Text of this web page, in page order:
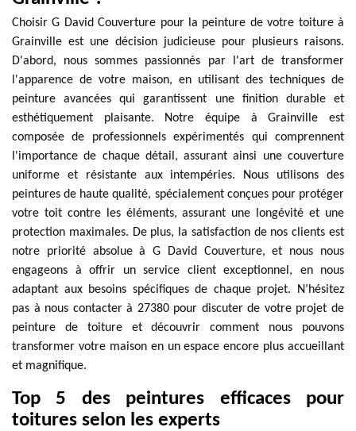
Choisir G David Couverture pour la peinture de votre toiture à
Grainville est une décision judicieuse pour plusieurs raisons.
D'abord, nous sommes passionnés par l'art de transformer
l'apparence de votre maison, en utilisant des techniques de
peinture avancées qui garantissent une finition durable et
esthétiquement plaisante. Notre équipe à Grainville est
composée de professionnels expérimentés qui comprennent
l'importance de chaque détail, assurant ainsi une couverture
uniforme et résistante aux intempéries. Nous utilisons des
peintures de haute qualité, spécialement conçues pour protéger
votre toit contre les éléments, assurant une longévité et une
protection maximales. De plus, la satisfaction de nos clients est
notre priorité absolue à G David Couverture, et nous nous
engageons à offrir un service client exceptionnel, en nous
adaptant aux besoins spécifiques de chaque projet. N’hésitez
pas à nous contacter à 27380 pour discuter de votre projet de
peinture de toiture et découvrir comment nous pouvons
transformer votre maison en un espace encore plus accueillant
et magnifique.
Top 5 des peintures efficaces pour
toitures selon les experts